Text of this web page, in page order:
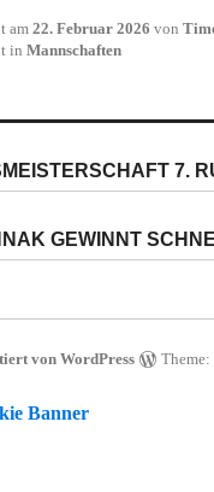
am22. Februar 2026 von
in Mannschaften
7.
GEWINNT
von WordPress
Banner